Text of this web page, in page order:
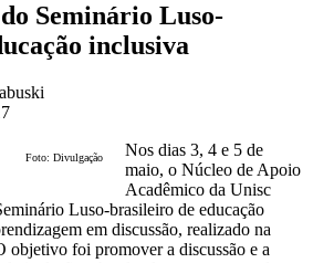
Seminário Luso-
inclusiva
Foto: Divulgação
Nos dias 3, 4 e 5 de
maio, o Núcleo de Apoio
Acadêmico da Unisc
Luso-brasileiro de educação
em discussão, realizado na
objetivo foi promover a discussão e a